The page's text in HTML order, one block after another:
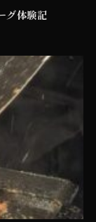
グ体験記